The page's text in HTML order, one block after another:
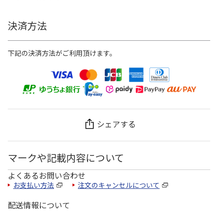
決済方法
下記の決済方法がご利用頂けます。
シェアする
マークや記載内容について
よくあるお問い合わせ
お支払い方法 注文のキャンセルについて
配送情報について